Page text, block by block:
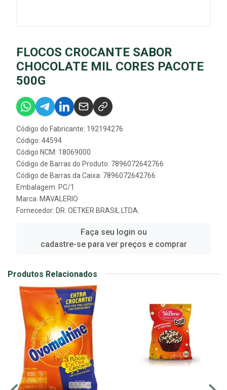
FLOCOS CROCANTE SABOR
CHOCOLATE MIL CORES PACOTE
500G
Código do Fabricante: 192194276
Código: 44594
Código NCM: 18069000
Código de Barras do Produto: 7896072642766
Código de Barras da Caixa: 7896072642766
Embalagem: PC/1
Marca: MAVALERIO
Fornecedor: DR. OETKER BRASIL LTDA.
Faça seu login ou
cadastre-se para ver preços e comprar
Produtos Relacionados